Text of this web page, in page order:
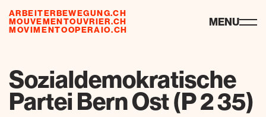
ARBEITERBEWEGUNG.CH
MOUVEMENTOUVRIER.CH
MOVIMENTOOPERAIO.CH
risorse MENU
Sozialdemokratische
Partei Bern Ost (P 2 35)